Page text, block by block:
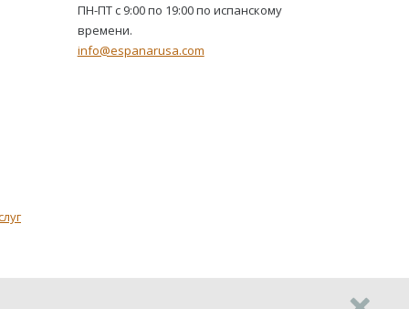
ПН-ПТ с 9:00 по 19:00 по испанскому
времени.
info@espanarusa.com